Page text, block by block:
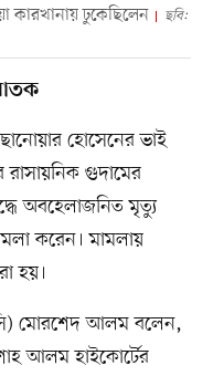
কারখানায় ঢুকেছিলেন
ছবি:
হোসেনের ভাই
গুদামের
অবহেলাজনিত মৃত্যু
করেন। মামলায়
হয়।
মোরশেদ আলম বলেন,
আলম হাইকোর্টের